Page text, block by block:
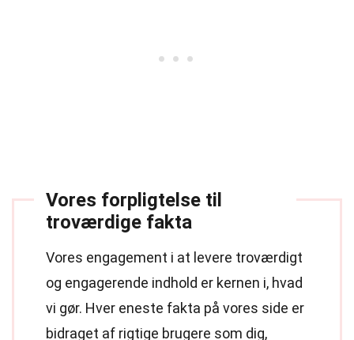
Vores forpligtelse til
troværdige fakta
Vores engagement i at levere troværdigt
og engagerende indhold er kernen i, hvad
vi gør. Hver eneste fakta på vores side er
bidraget af rigtige brugere som dig,